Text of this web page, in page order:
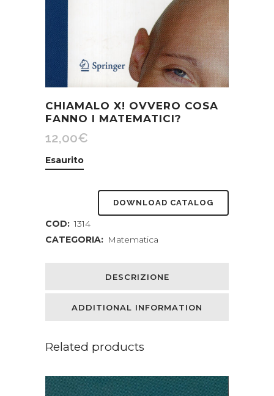
CHIAMALO X! OVVERO COSA
FANNO I MATEMATICI?
12,00€
Esaurito
DOWNLOAD CATALOG
COD: 1314
CATEGORIA: Matematica
DESCRIZIONE
ADDITIONAL INFORMATION
Related products